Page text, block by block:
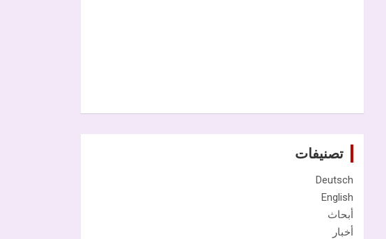
تصنيفات
Deutsch
English
أبحاث
أخبار